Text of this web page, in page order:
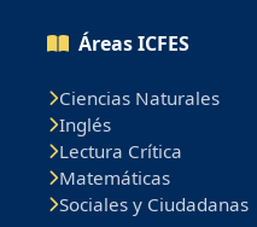
Áreas ICFES
Ciencias Naturales
Inglés
Lectura Crítica
Matemáticas
Sociales y Ciudadanas